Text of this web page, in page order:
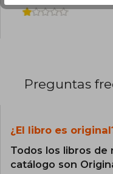
Preguntas
¿El libro es
Todos los libros de
catálogo son